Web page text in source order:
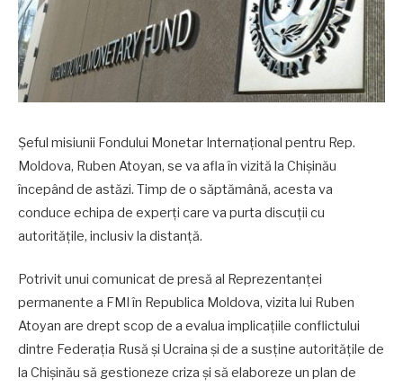
Șeful misiunii Fondului Monetar Internațional pentru Rep.
Moldova, Ruben Atoyan, se va afla în vizită la Chișinău
începând de astăzi. Timp de o săptămână, acesta va
conduce echipa de experți care va purta discuții cu
autoritățile, inclusiv la distanță.
Potrivit unui comunicat de presă al Reprezentanței
permanente a FMI în Republica Moldova, vizita lui Ruben
Atoyan are drept scop de a evalua implicațiile conflictului
dintre Federația Rusă și Ucraina și de a susține autoritățile de
la Chișinău să gestioneze criza și să elaboreze un plan de